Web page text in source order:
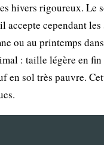
hivers rigoureux.
cependant
ou au printemps
: taille légère en
sol très pauvre.